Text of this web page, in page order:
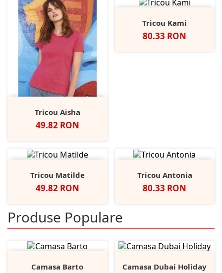
Tricou Aisha
Pret
49.82 RON
Tricou Kami
Pret
80.33 RON
Tricou Matilde
Pret
49.82 RON
Tricou Antonia
Pret
80.33 RON
Produse Populare
Camasa Barto Camasa Dubai Holiday